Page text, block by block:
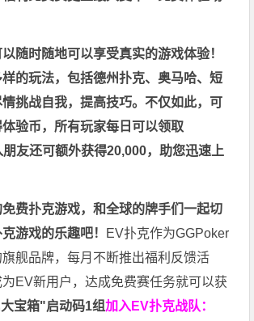
随时随地可以享受真实的游戏体验！
的玩法，包括德州扑克、奥马哈、短
挑战自我，提高技巧。不仅如此， 可
验币，所有玩家每日可以领取
友还可额外获得20,000，助您迅速上
费扑克游戏，和全球的牌手们一起切
游戏的乐趣吧！ EV扑克作为GGPoker
舰品牌，每月不断推出福利反馈活
EV新用户，达成免费赛任务就可以获
宝箱"启动码1组加入EV扑克战队：